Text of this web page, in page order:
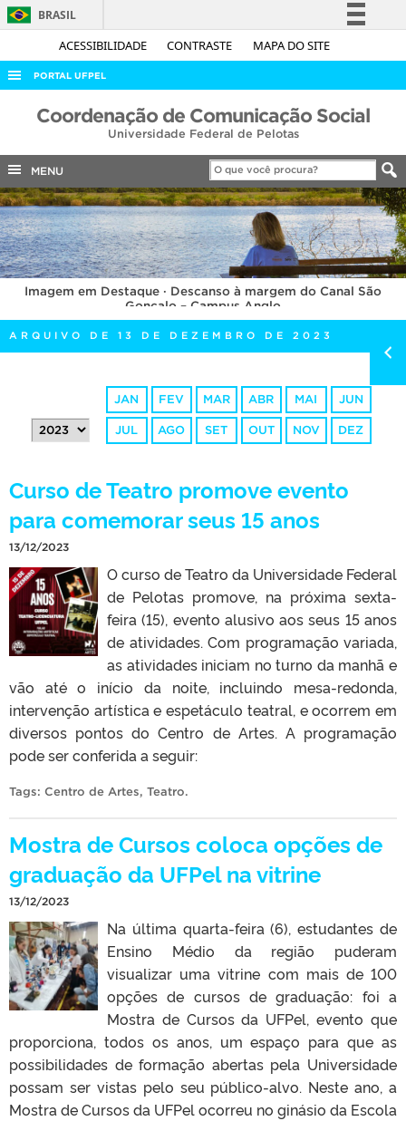
ACESSIBILIDADE CONTRASTE MAPA DO SITE
BRASIL
Simplifique!
Acesso à informação
Legislação
Canais
PORTAL UFPEL
ACESSO À INFORMAÇÃO
COBALTO
CONCURSOS
EDITAIS
INTERNACIONAL
OUVIDORIA
PORTARIAS
TELEFONES
Coordenação de Comunicação Social
Universidade Federal de Pelotas
MENU
Imagem em Destaque · Descanso à margem do Canal São
Gonçalo – Campus Anglo
ARQUIVO DE 13 DE DEZEMBRO DE 2023
JAN FEV MAR ABR MAI JUN
JUL AGO SET OUT NOV DEZ
Curso de Teatro promove evento
para comemorar seus 15 anos
13/12/2023
O curso de Teatro da Universidade Federal
de Pelotas promove, na próxima sexta-
feira (15), evento alusivo aos seus 15 anos
de atividades. Com programação variada,
as atividades iniciam no turno da manhã e
vão até o início da noite, incluindo mesa-redonda,
intervenção artística e espetáculo teatral, e ocorrem em
diversos pontos do Centro de Artes. A programação
pode ser conferida a seguir:
Tags: Centro de Artes, Teatro.
Mostra de Cursos coloca opções de
graduação da UFPel na vitrine
13/12/2023
Na última quarta-feira (6), estudantes de
Ensino Médio da região puderam
visualizar uma vitrine com mais de 100
opções de cursos de graduação: foi a
Mostra de Cursos da UFPel, evento que
proporciona, todos os anos, um espaço para que as
possibilidades de formação abertas pela Universidade
possam ser vistas pelo seu público-alvo. Neste ano, a
Mostra de Cursos da UFPel ocorreu no ginásio da Escola